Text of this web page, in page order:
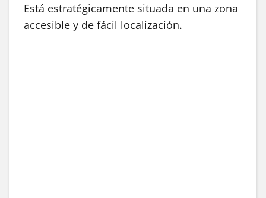
Está estratégicamente situada en una zona
accesible y de fácil localización.